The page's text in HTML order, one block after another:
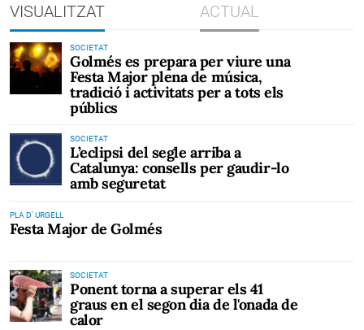
VISUALITZAT ACTUAL
SOCIETAT
Golmés es prepara per viure una
Festa Major plena de música,
tradició i activitats per a tots els
públics
SOCIETAT
L’eclipsi del segle arriba a
Catalunya: consells per gaudir-lo
amb seguretat
PLA D' URGELL
Festa Major de Golmés
SOCIETAT
Ponent torna a superar els 41
graus en el segon dia de l'onada de
calor